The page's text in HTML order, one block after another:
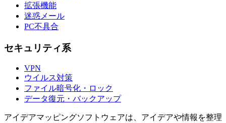
拡張機能
迷惑メール
PC不具合
セキュリティ系
VPN
ウイルス対策
ファイル暗号化・ロック
データ復元・バックアップ
アイデアマッピングソフトウェアは、アイデアや情報を整理